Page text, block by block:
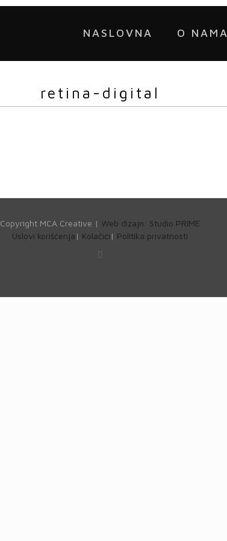
NASLOVNA O NAMA
retina-digital
Copyright MCA Creative | Web dizajn: Studio PRIME
Uslovi korišćenja | Kolačići | Politika privatnosti